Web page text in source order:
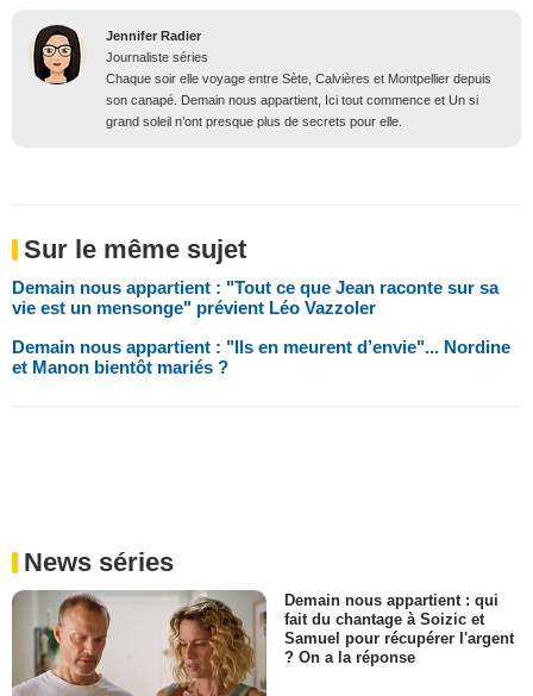
Jennifer Radier
Journaliste séries
Chaque soir elle voyage entre Sète, Calvières et Montpellier depuis
son canapé. Demain nous appartient, Ici tout commence et Un si
grand soleil n’ont presque plus de secrets pour elle.
Sur le même sujet
Demain nous appartient : "Tout ce que Jean raconte sur sa
vie est un mensonge" prévient Léo Vazzoler
Demain nous appartient : "Ils en meurent d’envie"... Nordine
et Manon bientôt mariés ?
News séries
Demain nous appartient : qui
fait du chantage à Soizic et
Samuel pour récupérer l'argent
? On a la réponse